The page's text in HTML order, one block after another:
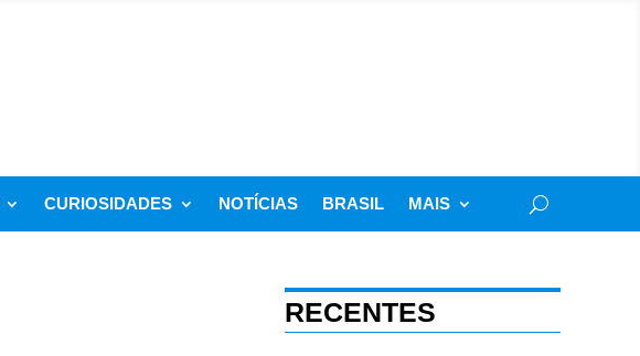
CURIOSIDADES NOTÍCIAS BRASIL MAIS
RECENTES